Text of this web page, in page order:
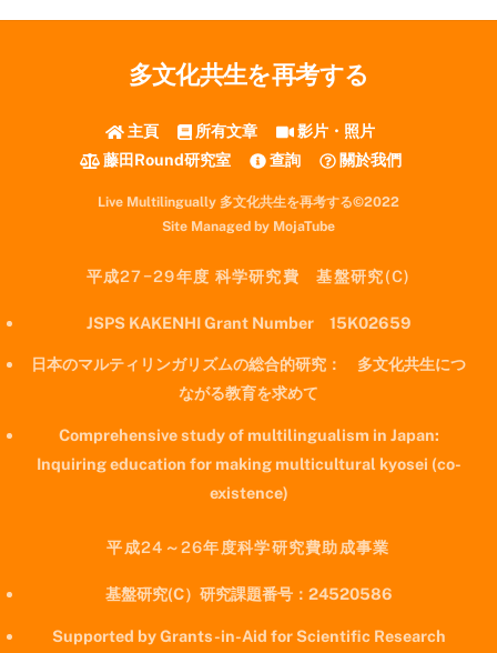
多文化共生を再考する
主頁 所有文章
影片・照片
藤田Round研究室
查詢 關於我們
Live Multilingually 多文化共生を再考する©2022
Site Managed by MojaTube
平成27−29年度 科学研究費 基盤研究(C)
JSPS KAKENHI Grant Number 15K02659
日本のマルティリンガリズムの総合的研究： 多文化共生につ
ながる教育を求めて
Comprehensive study of multilingualism in Japan:
Inquiring education for making multicultural kyosei (co-
existence)
平成24～26年度科学研究費助成事業
基盤研究(C）研究課題番号：24520586
Supported by Grants-in-Aid for Scientific Research